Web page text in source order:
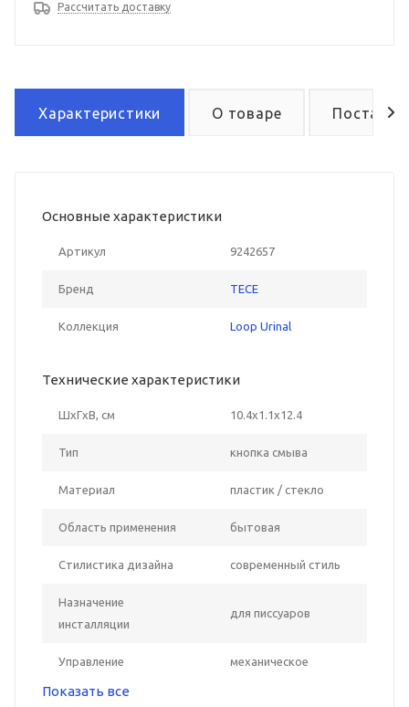
Рассчитать доставку
Характеристики О товаре Поставка
Основные характеристики
Артикул 9242657
Бренд TECE
Коллекция Loop Urinal
Технические характеристики
ШxГxВ, см 10.4x1.1x12.4
Тип кнопка смыва
Материал пластик / стекло
Область применения бытовая
Стилистика дизайна современный стиль
Назначение
инсталляции
для писсуаров
Управление механическое
Показать все